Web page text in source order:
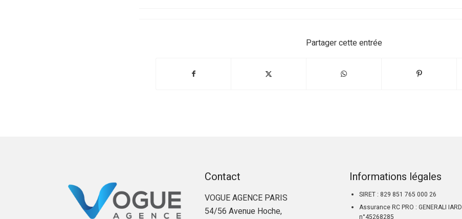
Partager cette entrée
Contact
VOGUE AGENCE PARIS
54/56 Avenue Hoche,
Informations légales
SIRET : 829 851 765 000 26
Assurance RC PRO : GENERALI IARD
n°45268285